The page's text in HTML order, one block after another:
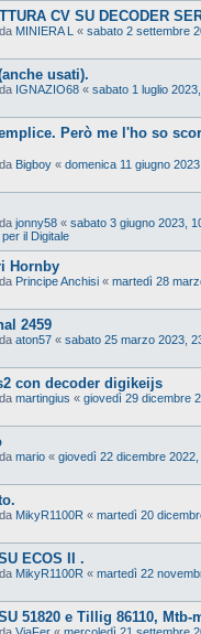
CV SU DECODER
MINIERA L « sabato 2 settembre
usati).
IGNAZIO68 « sabato 1 luglio
Però me l'ho so
Bigboy « domenica 11 giugno
jonny58 « sabato 3 giugno 2023,
il Digitale
Hornby
Principe Anchisi « martedì 28
2459
aton57 « sabato 25 marzo 2023,
con decoder digikeijs
martingius « giovedì 29 dicembre
mario « giovedì 22 dicembre 2022,
MikyR1100R « martedì 20
ECOS II .
MikyR1100R « martedì 22
51820 e Tillig 86110, Mtb-
ViaFer « mercoledì 21 settembre